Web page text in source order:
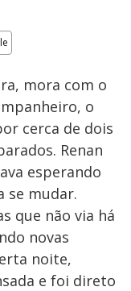
mora com o
o
cerca de dois
Renan
esperando
se mudar.
que não via há
novas
noite,
e foi direto